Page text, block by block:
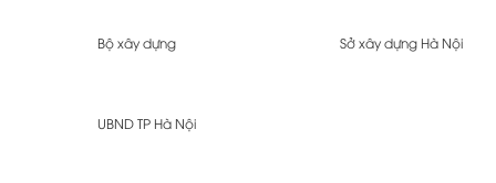
Bộ xây dựng Sở xây dựng Hà Nội
UBND TP Hà Nội